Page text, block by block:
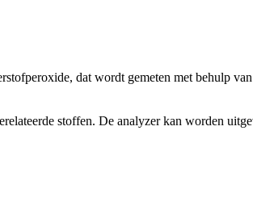
dat wordt gemeten met behulp
stoffen. De analyzer kan worden